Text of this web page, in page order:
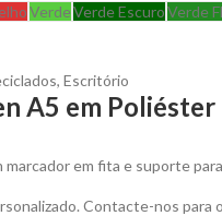
VerdeVerde EscuroVerde
, Escritório
A5 em
em fita e suporte
Contacte-nos